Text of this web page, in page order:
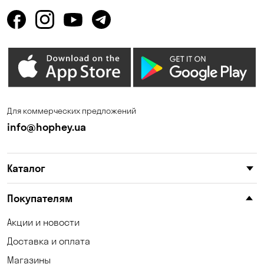
Горишние Плавни
Елизаветовка Зазимье
Калиновка
Клинцы
Корсунцы
Коцюбинское
Для коммерческих предложений
info@hophey.ua
Каталог
Покупателям
Акции и новости
Доставка и оплата
Магазины